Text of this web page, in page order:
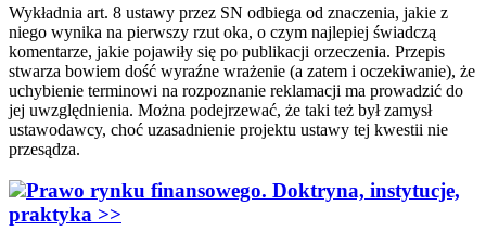
Wykładnia art. 8 ustawy przez SN odbiega od znaczenia, jakie z
niego wynika na pierwszy rzut oka, o czym najlepiej świadczą
komentarze, jakie pojawiły się po publikacji orzeczenia. Przepis
stwarza bowiem dość wyraźne wrażenie (a zatem i oczekiwanie), że
uchybienie terminowi na rozpoznanie reklamacji ma prowadzić do
jej uwzględnienia. Można podejrzewać, że taki też był zamysł
ustawodawcy, choć uzasadnienie projektu ustawy tej kwestii nie
przesądza.
Prawo rynku finansowego. Doktryna, instytucje,
praktyka >>